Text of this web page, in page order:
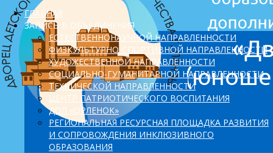
ГЛАВНАЯ
ЗАПИСЬ В ОБЪЕДИНЕНИЯ
ЕСТЕСТВЕННОНАУЧНОЙ НАПРАВЛЕННОСТИ
ФИЗКУЛЬТУРНО-СПОРТИВНОЙ НАПРАВЛЕННОСТИ
ХУДОЖЕСТВЕННОЙ НАПРАВЛЕННОСТИ
СОЦИАЛЬНО-ГУМАНИТАРНОЙ НАПРАВЛЕННОСТИ
ТЕХНИЧЕСКОЙ НАПРАВЛЕННОСТИ
ЦЕНТР ПАТРИОТИЧЕСКОГО ВОСПИТАНИЯ
ДОЛ «ОРЛЕНОК»
PЕГИОНАЛЬНАЯ РЕСУРСНАЯ ПЛОЩАДКА РАЗВИТИЯ
И СОПРОВОЖДЕНИЯ ИНКЛЮЗИВНОГО
ОБРАЗОВАНИЯ